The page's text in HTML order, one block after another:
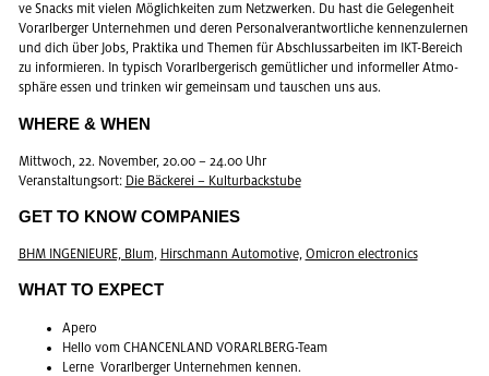
ve Snacks mit vie­len Mög­lich­kei­ten zum Netz­wer­ken. Du hast die Ge­le­gen­heit
Vor­arl­ber­ger Un­ter­neh­men und deren Per­so­nal­ver­ant­wort­li­che ken­nen­zu­ler­nen
und dich über Jobs, Prak­ti­ka und The­men für Ab­schluss­ar­bei­ten im IKT-Be­reich
zu in­for­mie­ren. In ty­pisch Vor­arl­ber­ge­risch ge­müt­li­cher und in­for­mel­ler At­mo­
sphä­re essen und trin­ken wir ge­mein­sam und tau­schen uns aus.
WHERE & WHEN
Mitt­woch, 22. No­vem­ber, 20.00 – 24.00 Uhr
Ver­an­stal­tungs­ort: Die Bä­cke­rei – Kul­tur­back­stu­be
GET TO KNOW COM­PA­NIES
BHM IN­GE­NIEU­RE, Blum, Hirsch­mann Au­to­mo­ti­ve, Omic­ron elec­tro­nics
WHAT TO EX­PECT
Apero
Hello vom CHAN­CEN­LAND VOR­ARL­BERG-Team
Lerne Vor­arl­ber­ger Un­ter­neh­men ken­nen.